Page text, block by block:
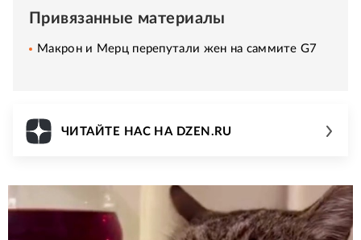
Привязанные материалы
Макрон и Мерц перепутали жен на саммите G7
ЧИТАЙТЕ НАС НА DZEN.RU